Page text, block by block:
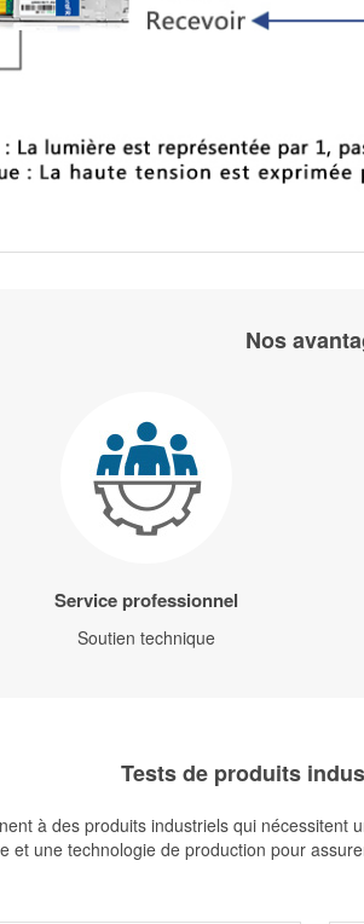
Nos
Service professionnel
Soutien technique
Tests de produits
à des produits industriels qui
et une technologie de production pour